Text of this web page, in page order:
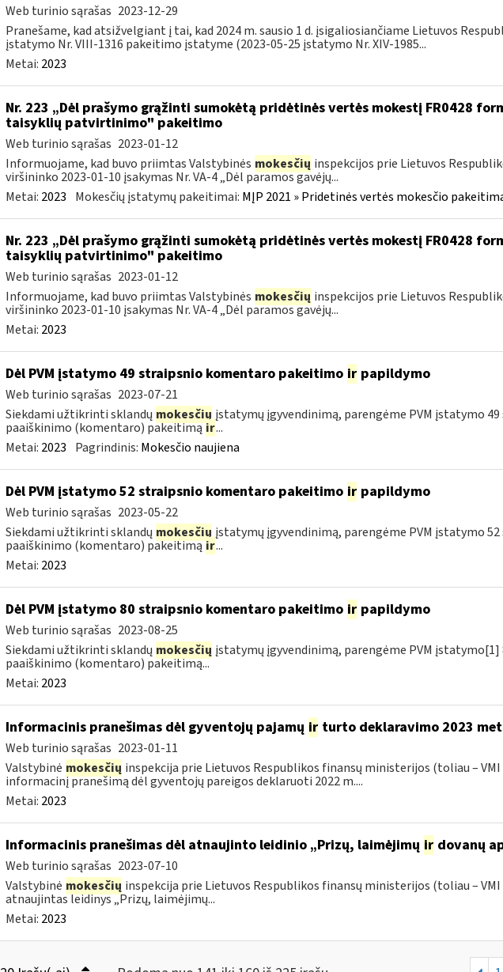
Web turinio sąrašas 2023-12-29
Pranešame, kad atsižvelgiant į tai, kad 2024 m. sausio 1 d. įsigaliosiančiame Lietuvos
įstatymo Nr. VIII-1316 pakeitimo įstatyme (2023-05-25 įstatymo Nr. XIV-1985...
Metai: 2023
Nr. 223 „Dėl prašymo grąžinti sumokėtą pridėtinės vertės mokestį FR0428
taisyklių patvirtinimo" pakeitimo
Web turinio sąrašas 2023-01-12
Informuojame, kad buvo priimtas Valstybinės mokesčių inspekcijos prie Lietuvos
viršininko 2023-01-10 įsakymas Nr. VA-4 „Dėl paramos gavėjų...
Metai: 2023 Mokesčių įstatymų pakeitimai: MĮP 2021 » Pridetinės vertės mokesčio
Nr. 223 „Dėl prašymo grąžinti sumokėtą pridėtinės vertės mokestį FR0428
taisyklių patvirtinimo" pakeitimo
Web turinio sąrašas 2023-01-12
Informuojame, kad buvo priimtas Valstybinės mokesčių inspekcijos prie Lietuvos
viršininko 2023-01-10 įsakymas Nr. VA-4 „Dėl paramos gavėjų...
Metai: 2023
Dėl PVM įstatymo 49 straipsnio komentaro pakeitimo irpapildymo
Web turinio sąrašas 2023-07-21
Siekdami užtikrinti sklandų mokesčių įstatymų įgyvendinimą, parengėme PVM įstatymo
paaiškinimo (komentaro) pakeitimąir...
Metai: 2023 Pagrindinis: Mokesčio naujiena
Dėl PVM įstatymo 52 straipsnio komentaro pakeitimo irpapildymo
Web turinio sąrašas 2023-05-22
Siekdami užtikrinti sklandų mokesčių įstatymų įgyvendinimą, parengėme PVM įstatymo
paaiškinimo (komentaro) pakeitimąir...
Metai: 2023
Dėl PVM įstatymo 80 straipsnio komentaro pakeitimo irpapildymo
Web turinio sąrašas 2023-08-25
Siekdami užtikrinti sklandų mokesčių įstatymų įgyvendinimą, parengėme PVM
paaiškinimo (komentaro) pakeitimą...
Metai: 2023
Informacinis pranešimas dėl gyventojų pajamų irturto deklaravimo 2023
Web turinio sąrašas 2023-01-11
Valstybinė mokesčių inspekcija prie Lietuvos Respublikos finansų ministerijos (toliau – VMI
informacinį pranešimą dėl gyventojų pareigos deklaruoti 2022 m....
Metai: 2023
Informacinis pranešimas dėl atnaujinto leidinio „Prizų, laimėjimų irdovanų
Web turinio sąrašas 2023-07-10
Valstybinė mokesčių inspekcija prie Lietuvos Respublikos finansų ministerijos (toliau – VMI
atnaujintas leidinys „Prizų, laimėjimų...
Metai: 2023